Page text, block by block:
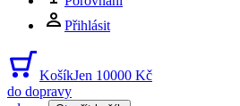
Přihlásit
KošíkJen 10000 Kč
do dopravy